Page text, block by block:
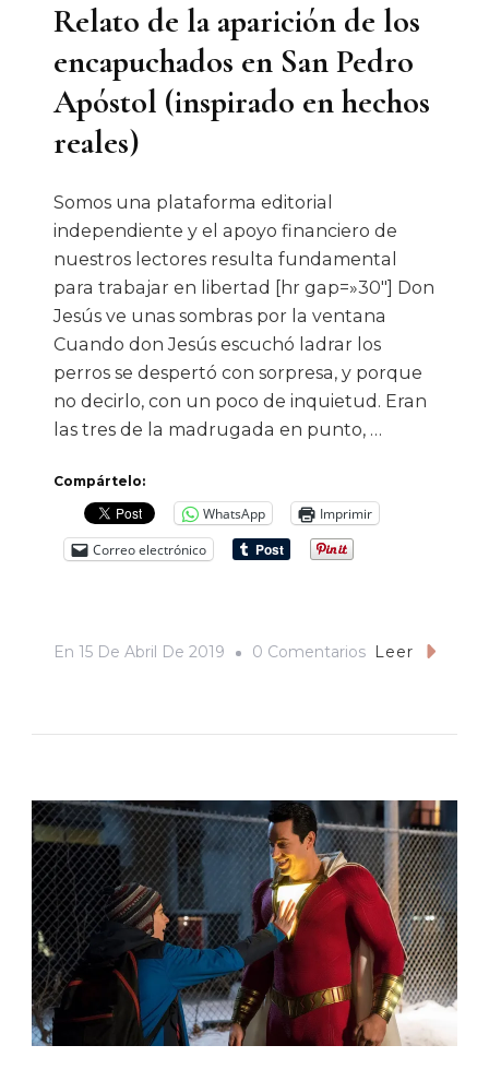
Relato de la aparición de los
encapuchados en San Pedro
Apóstol (inspirado en hechos
reales)
Somos una plataforma editorial
independiente y el apoyo financiero de
nuestros lectores resulta fundamental
para trabajar en libertad [hr gap=»30″] Don
Jesús ve unas sombras por la ventana
Cuando don Jesús escuchó ladrar los
perros se despertó con sorpresa, y porque
no decirlo, con un poco de inquietud. Eran
las tres de la madrugada en punto, …
Compártelo:
WhatsApp
Imprimir
Correo electrónico
En 15 De Abril De 2019 0 ComentariosEn
De
Los
Encapuchados
En
San
Pedro
Apóstol
(inspirado
Leer